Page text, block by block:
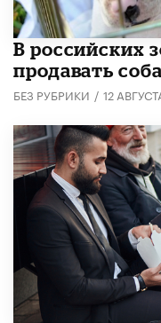
В российских
продавать
БЕЗ РУБРИКИ / 12